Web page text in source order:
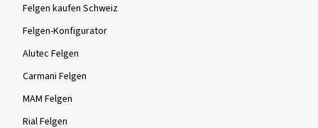
Felgen kaufen Schweiz
Felgen-Konfigurator
Alutec Felgen
Carmani Felgen
MAM Felgen
Rial Felgen